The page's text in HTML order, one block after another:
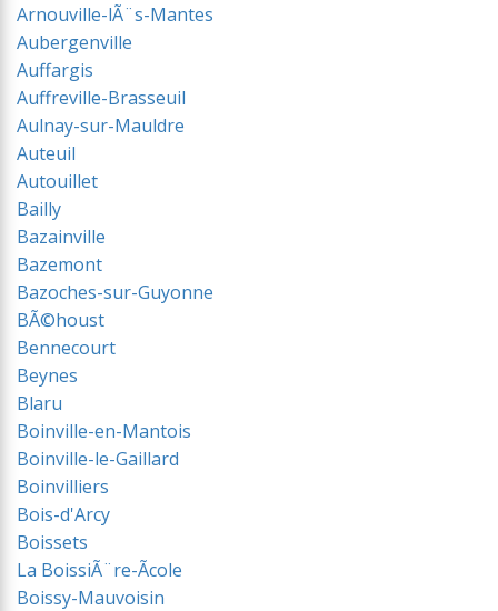
Arnouville-lÃ¨s-Mantes
Aubergenville
Auffargis
Auffreville-Brasseuil
Aulnay-sur-Mauldre
Auteuil
Autouillet
Bailly
Bazainville
Bazemont
Bazoches-sur-Guyonne
BÃ©houst
Bennecourt
Beynes
Blaru
Boinville-en-Mantois
Boinville-le-Gaillard
Boinvilliers
Bois-d'Arcy
Boissets
La BoissiÃ¨re-Ãcole
Boissy-Mauvoisin